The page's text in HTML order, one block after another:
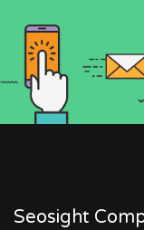
Seosight